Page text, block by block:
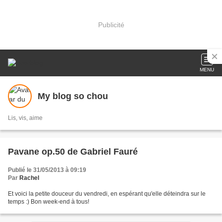
Publicité
MENU
My blog so chou
Lis, vis, aime
Pavane op.50 de Gabriel Fauré
Publié le 31/05/2013 à 09:19
Par Rachel
Et voici la petite douceur du vendredi, en espérant qu'elle déteindra sur le
temps :) Bon week-end à tous!